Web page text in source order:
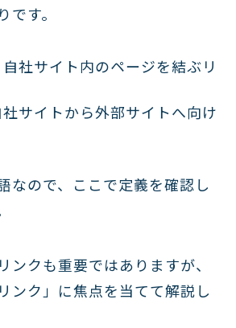
す。
自社サイト内のページを結ぶリ
社サイトから外部サイトへ向け
なので、ここで定義を確認し
ンクも重要ではありますが、
ンク」に焦点を当てて解説し